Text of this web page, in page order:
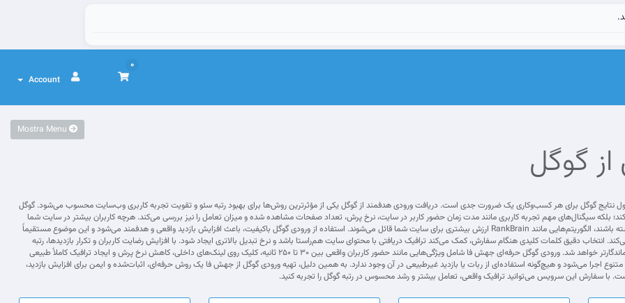
0
Account
گوگل
نتایج گوگل برای هر کسب‌وکاری یک ضرورت جدی است. دریافت ورودی هدفمند از گوگل یکی از مؤثرترین روش‌ها برای بهبود رتبه سئو و تقویت تجربه کاربری وب‌سایت محسوب می‌شود. گوگل
بلکه سیگنال‌های مهم تجربه کاربری مانند مدت زمان حضور کاربر در سایت، نرخ پرش، تعداد صفحات مشاهده شده و میزان تعامل را نیز بررسی می‌کند. هرچه کاربران بیشتر در سایت شما
بمانند و با بخش‌های مختلف تعامل داشته باشند، الگوریتم‌هایی مانند RankBrain ارزش بیشتری برای سایت شما قائل می‌شوند. استفاده از ورودی گوگل باکیفیت، باعث افزایش بازدید واقعی و هدفمند می‌شود و این موضوع مستقیماً
انتخاب دقیق کلمات کلیدی هنگام سفارش، کمک می‌کند ترافیک دریافتی با محتوای سایت هم‌راستا باشد و نرخ تبدیل بالاتری ایجاد شود. با افزایش رضایت کاربران و تکرار بازدیدها، رتبه
سایت شما در نتایج گوگل تثبیت شده و ماندگارتر خواهد شد. ورودی گوگل حرفه‌ای جهش فا شامل ویژگی‌هایی مانند حضور کاربران واقعی بین ۳۰ تا ۲۵۰ ثانیه، کلیک روی لینک‌های داخلی، کاهش نرخ پرش و ایجاد ترافیک کاملاً طبیعی
اجرا می‌شود و هیچ‌گونه استفاده‌ای از ربات یا بازدید غیرطبیعی در آن وجود ندارد. به همین دلیل، تهیه ورودی گوگل از جهش فا یک روش حرفه‌ای، اثبات‌شده و ایمن برای افزایش بازدید،
با سفارش این سرویس می‌توانید ترافیک واقعی، تعامل بیشتر و رشد محسوس در رتبه گوگل را تجربه کنید.